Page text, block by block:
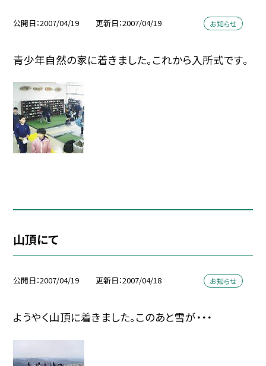
公開日 2007/04/19 更新日 2007/04/19 お知らせ
青少年自然の家に着きました。これから入所式です。
山頂にて
公開日 2007/04/19 更新日 2007/04/18 お知らせ
ようやく山頂に着きました。このあと雪が・・・